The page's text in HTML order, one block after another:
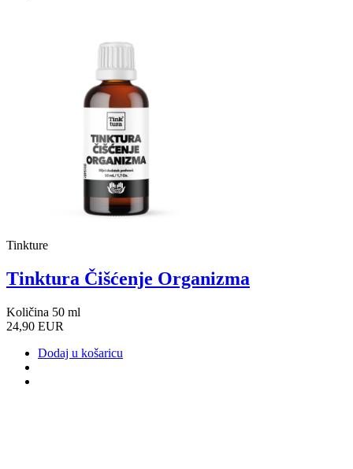
Tinkture
Tinktura Čišćenje Organizma
Količina 50 ml
24,90 EUR
Dodaj u košaricu